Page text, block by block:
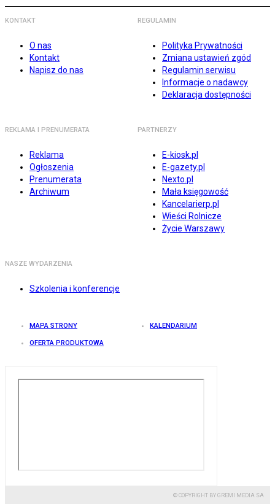
KONTAKT
O nas
Kontakt
Napisz do nas
REGULAMIN
Polityka Prywatności
Zmiana ustawień zgód
Regulamin serwisu
Informacje o nadawcy
Deklaracja dostępności
REKLAMA I PRENUMERATA
Reklama
Ogłoszenia
Prenumerata
Archiwum
PARTNERZY
E-kiosk.pl
E-gazety.pl
Nexto.pl
Mała księgowość
Kancelarierp.pl
Wieści Rolnicze
Życie Warszawy
NASZE WYDARZENIA
Szkolenia i konferencje
MAPA STRONY KALENDARIUM
OFERTA PRODUKTOWA
© COPYRIGHT BY GREMI MEDIA SA